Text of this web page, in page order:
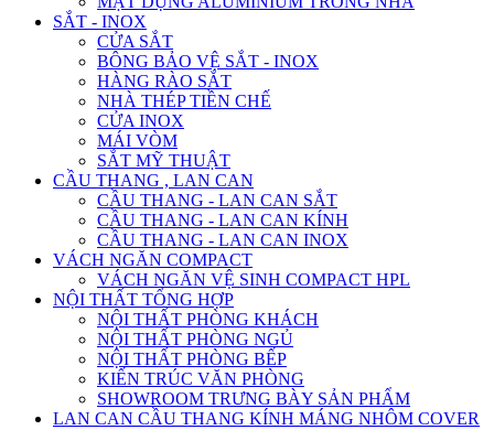
SẮT - INOX
CỬA SẮT
BÔNG BẢO VỆ SẮT - INOX
HÀNG RÀO SẮT
NHÀ THÉP TIỀN CHẾ
CỬA INOX
MÁI VÒM
SẮT MỸ THUẬT
CẦU THANG , LAN CAN
CẦU THANG - LAN CAN SẮT
CẦU THANG - LAN CAN KÍNH
CẦU THANG - LAN CAN INOX
VÁCH NGĂN COMPACT
VÁCH NGĂN VỆ SINH COMPACT HPL
NỘI THẤT TỔNG HỢP
NỘI THẤT PHÒNG KHÁCH
NỘI THẤT PHÒNG NGỦ
NỘI THẤT PHÒNG BẾP
KIẾN TRÚC VĂN PHÒNG
SHOWROOM TRƯNG BÀY SẢN PHẨM
LAN CAN CẦU THANG KÍNH MÁNG NHÔM COVER